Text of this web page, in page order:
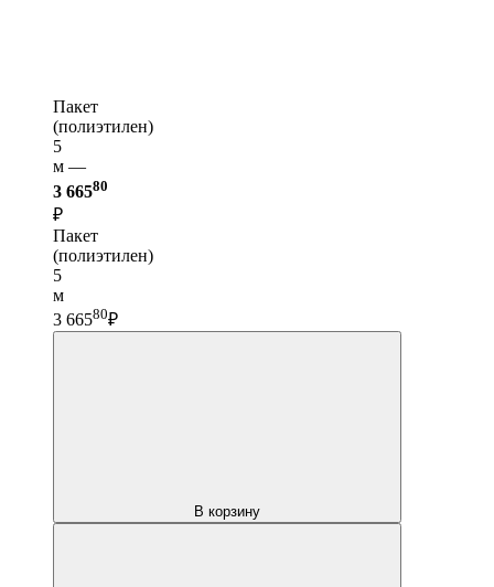
Пакет
(полиэтилен)
5
м —
3 66580
₽
Пакет
(полиэтилен)
5
м
3 66580₽
В корзину